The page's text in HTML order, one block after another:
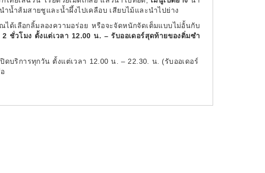
น้ำส้มสายชูและน้ำผึ้งไปเคลือบ เสียบไม้และนำไปย่าง
ด้เลือกลิ้มลองความอร่อย หรือจะจัดหนักจัดเต็มแบบไม่อั้นกับ
ชั่วโมง ตั้งแต่เวลา 12.00 น. – รับออเดอร์สุดท้ายของติ่มซำ
บริการทุกวัน ตั้งแต่เวลา 12.00 น. – 22.30. น. (รับออเดอร์